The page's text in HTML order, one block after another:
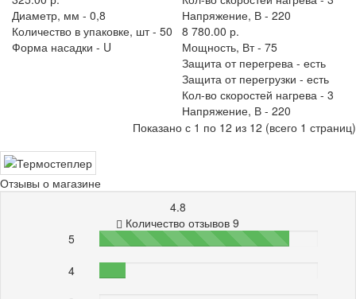
Диаметр, мм - 0,8
Количество в упаковке, шт - 50
Форма насадки - U
Напряжение, В - 220
8 780.00 р.
Мощность, Вт - 75
Защита от перегрева - есть
Защита от перегрузки - есть
Кол-во скоростей нагрева - 3
Напряжение, В - 220
Показано с 1 по 12 из 12 (всего 1 страниц)
Отзывы о магазине
4.8
Количество отзывов 9
5
87%
4